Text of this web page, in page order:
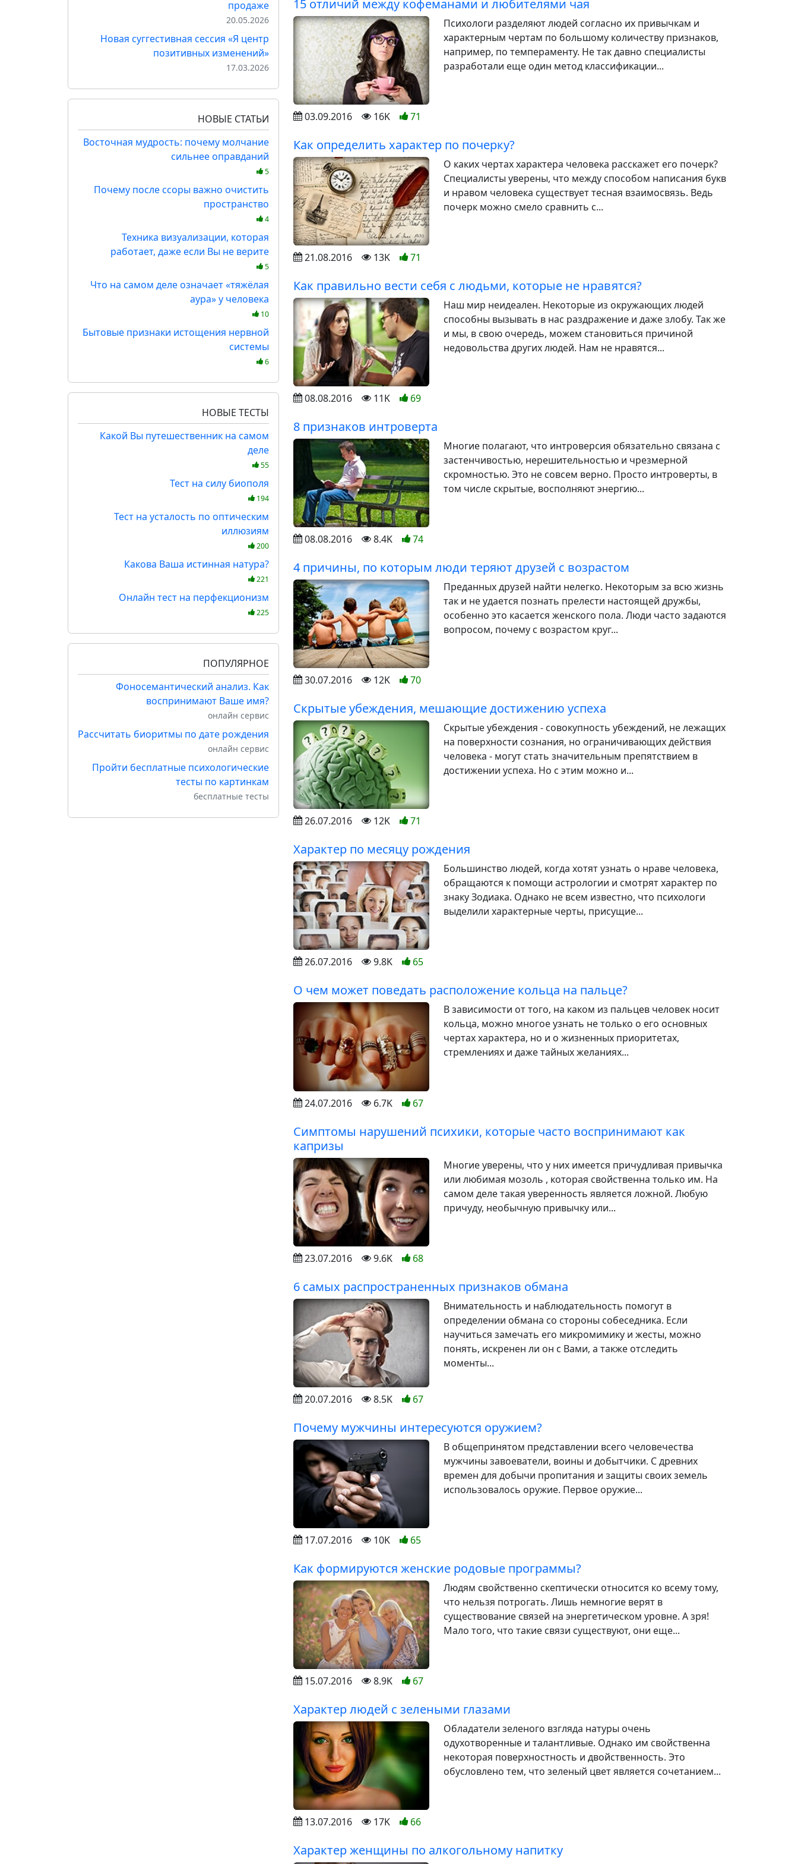
продаже
20.05.2026
Новая суггестивная сессия «Я центр
позитивных изменений»
17.03.2026
НОВЫЕ СТАТЬИ
Восточная мудрость: почему молчание
сильнее оправданий
5
Почему после ссоры важно очистить
пространство
4
Техника визуализации, которая
работает, даже если Вы не верите
5
Что на самом деле означает «тяжёлая
аура» у человека
10
Бытовые признаки истощения нервной
системы
6
НОВЫЕ ТЕСТЫ
Какой Вы путешественник на самом
деле
55
Тест на силу биополя
194
Тест на усталость по оптическим
иллюзиям
200
Какова Ваша истинная натура?
221
Онлайн тест на перфекционизм
225
ПОПУЛЯРНОЕ
Фоносемантический анализ. Как
воспринимают Ваше имя?
онлайн сервис
Рассчитать биоритмы по дате рождения
онлайн сервис
Пройти бесплатные психологические
тесты по картинкам
бесплатные тесты
15 отличий между кофеманами и любителями чая
Психологи разделяют людей согласно их привычкам и
характерным чертам по большому количеству признаков,
например, по темпераменту. Не так давно специалисты
разработали еще один метод классификации...
03.09.2016 16K 71
Как определить характер по почерку?
О каких чертах характера человека расскажет его почерк?
Специалисты уверены, что между способом написания букв
и нравом человека существует тесная взаимосвязь. Ведь
почерк можно смело сравнить с...
21.08.2016 13K 71
Как правильно вести себя с людьми, которые не нравятся?
Наш мир неидеален. Некоторые из окружающих людей
способны вызывать в нас раздражение и даже злобу. Так же
и мы, в свою очередь, можем становиться причиной
недовольства других людей. Нам не нравятся...
08.08.2016 11K 69
8 признаков интроверта
Многие полагают, что интроверсия обязательно связана с
застенчивостью, нерешительностью и чрезмерной
скромностью. Это не совсем верно. Просто интроверты, в
том числе скрытые, восполняют энергию...
08.08.2016 8.4K 74
4 причины, по которым люди теряют друзей с возрастом
Преданных друзей найти нелегко. Некоторым за всю жизнь
так и не удается познать прелести настоящей дружбы,
особенно это касается женского пола. Люди часто задаются
вопросом, почему с возрастом круг...
30.07.2016 12K 70
Скрытые убеждения, мешающие достижению успеха
Скрытые убеждения - совокупность убеждений, не лежащих
на поверхности сознания, но ограничивающих действия
человека - могут стать значительным препятствием в
достижении успеха. Но с этим можно и...
26.07.2016 12K 71
Характер по месяцу рождения
Большинство людей, когда хотят узнать о нраве человека,
обращаются к помощи астрологии и смотрят характер по
знаку Зодиака. Однако не всем известно, что психологи
выделили характерные черты, присущие...
26.07.2016 9.8K 65
О чем может поведать расположение кольца на пальце?
В зависимости от того, на каком из пальцев человек носит
кольца, можно многое узнать не только о его основных
чертах характера, но и о жизненных приоритетах,
стремлениях и даже тайных желаниях...
24.07.2016 6.7K 67
Симптомы нарушений психики, которые часто воспринимают как
капризы
Многие уверены, что у них имеется причудливая привычка
или любимая мозоль , которая свойственна только им. На
самом деле такая уверенность является ложной. Любую
причуду, необычную привычку или...
23.07.2016 9.6K 68
6 самых распространенных признаков обмана
Внимательность и наблюдательность помогут в
определении обмана со стороны собеседника. Если
научиться замечать его микромимику и жесты, можно
понять, искренен ли он с Вами, а также отследить
моменты...
20.07.2016 8.5K 67
Почему мужчины интересуются оружием?
В общепринятом представлении всего человечества
мужчины завоеватели, воины и добытчики. С древних
времен для добычи пропитания и защиты своих земель
использовалось оружие. Первое оружие...
17.07.2016 10K 65
Как формируются женские родовые программы?
Людям свойственно скептически относится ко всему тому,
что нельзя потрогать. Лишь немногие верят в
существование связей на энергетическом уровне. А зря!
Мало того, что такие связи существуют, они еще...
15.07.2016 8.9K 67
Характер людей с зелеными глазами
Обладатели зеленого взгляда натуры очень
одухотворенные и талантливые. Однако им свойственна
некоторая поверхностность и двойственность. Это
обусловлено тем, что зеленый цвет является сочетанием...
13.07.2016 17K 66
Характер женщины по алкогольному напитку